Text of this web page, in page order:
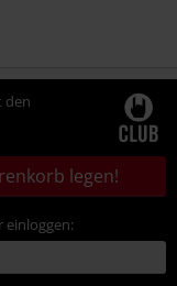
den
legen!
einloggen: